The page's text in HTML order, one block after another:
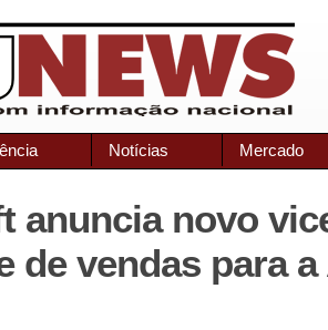
Notícias Mercado
anuncia novo
de vendas para